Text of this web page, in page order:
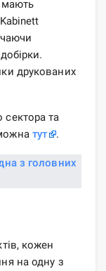
мають
друкованих
сектора та
тут .
кожен
на одну з